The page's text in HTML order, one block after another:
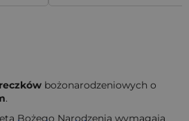
bożonarodzeniowych o
.
Bożego Narodzenia wymagają